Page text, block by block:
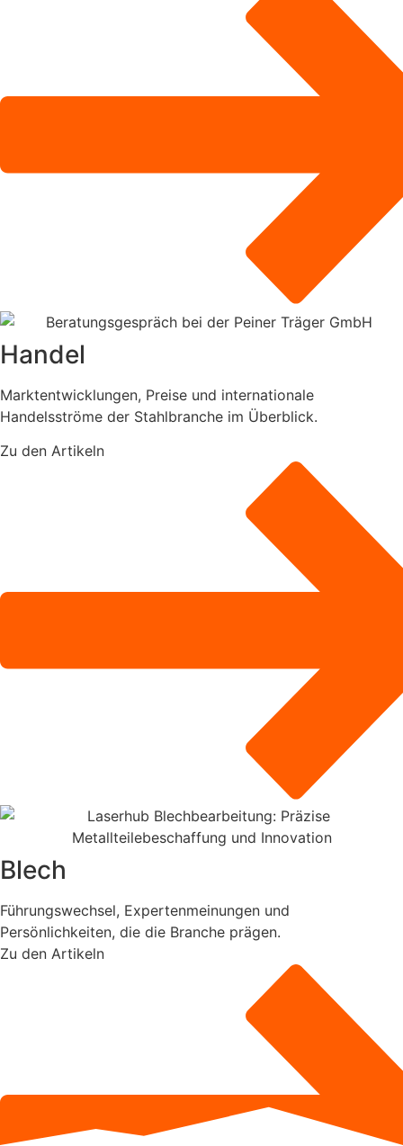
Handel
Marktentwicklungen, Preise und internationale
Handelsströme der Stahlbranche im Überblick.
Zu den Artikeln
Blech
Führungswechsel, Expertenmeinungen und
Persönlichkeiten, die die Branche prägen.
Zu den Artikeln